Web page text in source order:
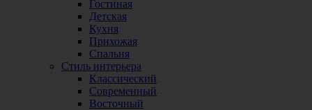
Гостиная
Детская
Кухня
Прихожая
Спальня
Стиль интерьера
Классический
Современный
Восточный